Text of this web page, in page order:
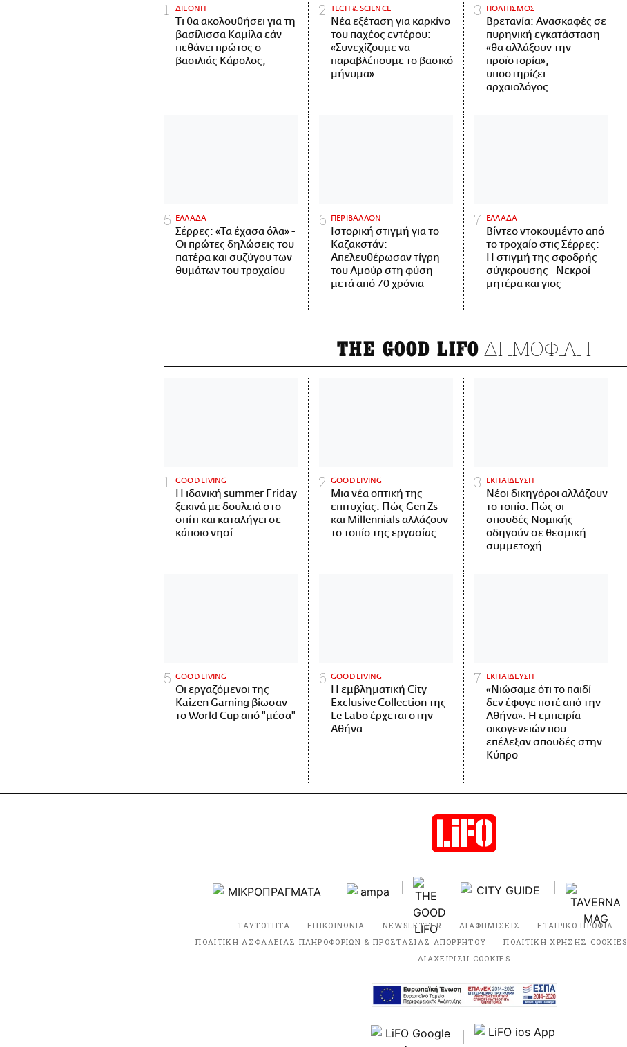
ΔΙΕΘΝΗ
Τι θα ακολουθήσει για τη
βασίλισσα Καμίλα εάν
πεθάνει πρώτος ο
βασιλιάς Κάρολος;
ΤECH & SCIENCE
Νέα εξέταση για καρκίνο
του παχέος εντέρου:
«Συνεχίζουμε να
παραβλέπουμε το βασικό
μήνυμα»
ΠΟΛΙΤΙΣΜΟΣ
Βρετανία: Ανασκαφές σε
πυρηνική εγκατάσταση
«θα αλλάξουν την
προϊστορία»,
υποστηρίζει
αρχαιολόγος
ΕΛΛΑΔΑ
Σέρρες: «Τα έχασα όλα» -
Οι πρώτες δηλώσεις του
πατέρα και συζύγου των
θυμάτων του τροχαίου
ΠΕΡΙΒΑΛΛΟΝ
Ιστορική στιγμή για το
Καζακστάν:
Απελευθέρωσαν τίγρη
του Αμούρ στη φύση
μετά από 70 χρόνια
ΕΛΛΑΔΑ
Βίντεο ντοκουμέντο από
το τροχαίο στις Σέρρες:
Η στιγμή της σφοδρής
σύγκρουσης - Νεκροί
μητέρα και γιος
THE GOOD LIFO ΔΗΜΟΦΙΛΗ
GOOD LIVING
Η ιδανική summer Friday
ξεκινά με δουλειά στο
σπίτι και καταλήγει σε
κάποιο νησί
GOOD LIVING
Μια νέα οπτική της
επιτυχίας: Πώς Gen Zs
και Millennials αλλάζουν
το τοπίο της εργασίας
ΕΚΠΑΙΔΕΥΣΗ
Νέοι δικηγόροι αλλάζουν
το τοπίο: Πώς οι
σπουδές Νομικής
οδηγούν σε θεσμική
συμμετοχή
GOOD LIVING
Οι εργαζόμενοι της
Kaizen Gaming βίωσαν
το World Cup από "μέσα"
GOOD LIVING
Η εμβληματική City
Exclusive Collection της
Le Labo έρχεται στην
Αθήνα
ΕΚΠΑΙΔΕΥΣΗ
«Νιώσαμε ότι το παιδί
δεν έφυγε ποτέ από την
Αθήνα»: Η εμπειρία
οικογενειών που
επέλεξαν σπουδές στην
Κύπρο
ΤΑΥΤΟΤΗΤΑ ΕΠΙΚΟΙΝΩΝΙΑ NEWSLETTER ΔΙΑΦΗΜΙΣΕΙΣ ΕΤΑΙΡΙΚΟ ΠΡΟΦΙΛ
ΠΟΛΙΤΙΚΗ ΑΣΦΑΛΕΙΑΣ ΠΛΗΡΟΦΟΡΙΩΝ & ΠΡΟΣΤΑΣΙΑΣ ΑΠΟΡΡΗΤΟΥ
ΠΟΛΙΤΙΚΗ ΧΡΗΣΗΣ COOKIES
ΔΙΑΧΕΙΡΙΣΗ COOKIES